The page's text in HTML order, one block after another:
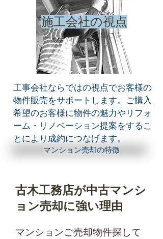
施工会社の視点
工事会社ならではの視点でお客様の
物件販売をサポートします。ご購入
希望のお客様に物件の魅力やリフォ
ーム・リノベーション提案をするこ
とにより成約につなげます。
マンション売却の特徴
古木工務店が中古マンシ
ョン売却に強い理由
マンションご売却物件探して